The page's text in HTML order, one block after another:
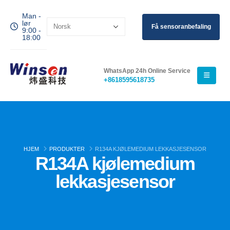
Man -
lør
9:00 -
18:00
Få sensoranbefaling
WhatsApp 24h Online Service
+8618595618735
HJEM PRODUKTER R134A KJØLEMEDIUM LEKKASJESENSOR
R134A kjølemedium
lekkasjesensor